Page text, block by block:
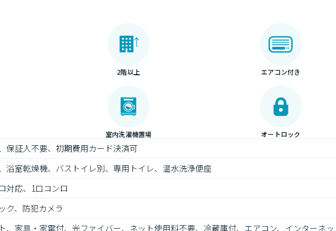
2階以上 エアコン付き
室内洗濯機置場 オートロック
保証人不要、初期費用カード決済可
浴室乾燥機、バストイレ別、専用トイレ、温水洗浄便座
対応、1口コンロ
ク、防犯カメラ
、家具・家電付、光ファイバー、ネット使用料不要、冷蔵庫付、エアコン、インターネ